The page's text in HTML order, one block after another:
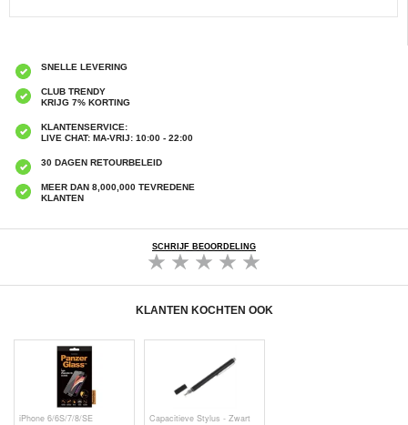
SNELLE LEVERING
CLUB TRENDY
KRIJG 7% KORTING
KLANTENSERVICE:
LIVE CHAT: MA-VRIJ: 10:00 - 22:00
30 DAGEN RETOURBELEID
MEER DAN 8,000,000 TEVREDENE
KLANTEN
SCHRIJF BEOORDELING
KLANTEN KOCHTEN OOK
iPhone 6/6S/7/8/SE
Capacitieve Stylus - Zwart